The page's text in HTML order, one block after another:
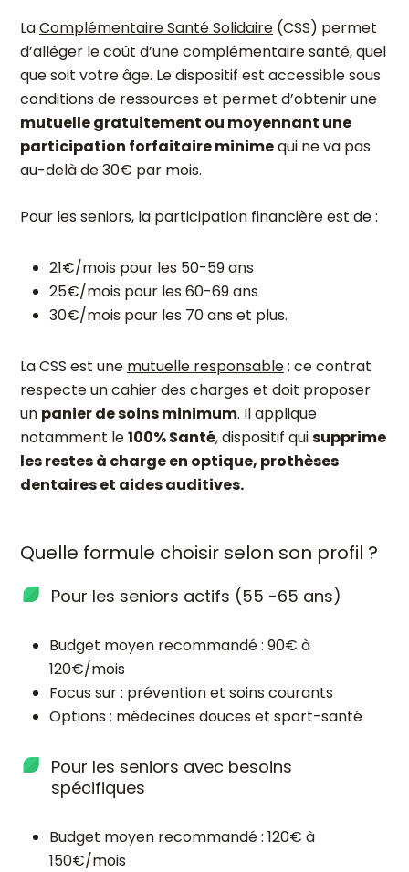
LaComplémentaire Santé Solidaire (CSS) permet
d’alléger le coût d’une complémentaire santé, quel
que soit votre âge. Le dispositif est accessible sous
conditions de ressources et permet d’obtenir une
mutuelle gratuitement ou moyennant une
participation forfaitaire minimequi ne va pas
au-delà de 30€ par mois.
Pour les seniors, la participation financière est de :
21€/mois pour les 50-59 ans
25€/mois pour les 60-69 ans
30€/mois pour les 70 ans et plus.
La CSS est une mutuelle responsable: ce contrat
respecte un cahier des charges et doit proposer
un panier de soins minimum. Il applique
notamment le100% Santé, dispositif quisupprime
les restes à charge en optique, prothèses
dentaires et aides auditives.
Quelle formule choisir selon son profil ?
Pour les seniors actifs (55 -65 ans)
Budget moyen recommandé : 90€ à
120€/mois
Focus sur : prévention et soins courants
Options : médecines douces et sport-santé
Pour les seniors avec besoins
spécifiques
Budget moyen recommandé : 120€ à
150€/mois